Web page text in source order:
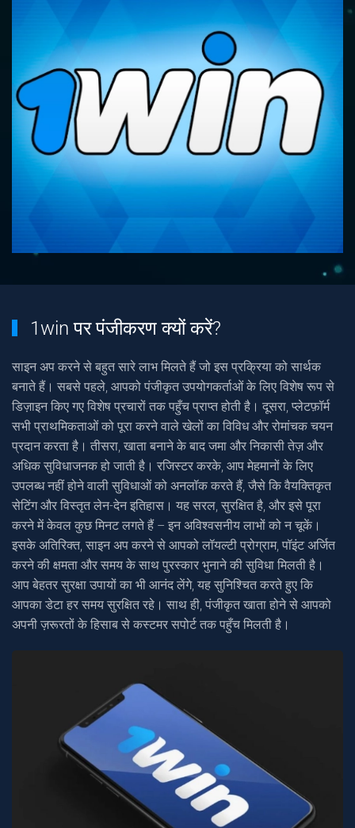
1win पर पंजीकरण क्यों करें?
साइन अप करने से बहुत सारे लाभ मिलते हैं जो इस प्रक्रिया को सार्थक
बनाते हैं। सबसे पहले, आपको पंजीकृत उपयोगकर्ताओं के लिए विशेष रूप से
डिज़ाइन किए गए विशेष प्रचारों तक पहुँच प्राप्त होती है। दूसरा, प्लेटफ़ॉर्म
सभी प्राथमिकताओं को पूरा करने वाले खेलों का विविध और रोमांचक चयन
प्रदान करता है। तीसरा, खाता बनाने के बाद जमा और निकासी तेज़ और
अधिक सुविधाजनक हो जाती है। रजिस्टर करके, आप मेहमानों के लिए
उपलब्ध नहीं होने वाली सुविधाओं को अनलॉक करते हैं, जैसे कि वैयक्तिकृत
सेटिंग और विस्तृत लेन-देन इतिहास। यह सरल, सुरक्षित है, और इसे पूरा
करने में केवल कुछ मिनट लगते हैं – इन अविश्वसनीय लाभों को न चूकें।
इसके अतिरिक्त, साइन अप करने से आपको लॉयल्टी प्रोग्राम, पॉइंट अर्जित
करने की क्षमता और समय के साथ पुरस्कार भुनाने की सुविधा मिलती है।
आप बेहतर सुरक्षा उपायों का भी आनंद लेंगे, यह सुनिश्चित करते हुए कि
आपका डेटा हर समय सुरक्षित रहे। साथ ही, पंजीकृत खाता होने से आपको
अपनी ज़रूरतों के हिसाब से कस्टमर सपोर्ट तक पहुँच मिलती है।